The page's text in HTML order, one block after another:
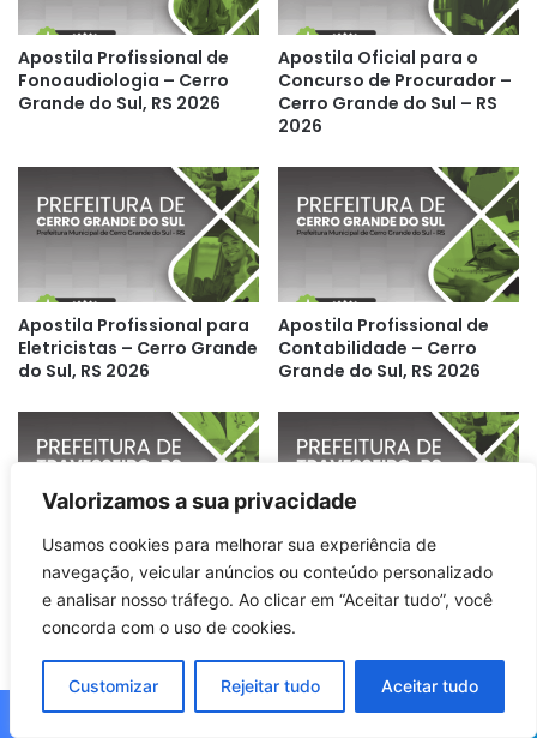
Valorizamos a sua privacidade
Usamos cookies para melhorar sua experiência de
navegação, veicular anúncios ou conteúdo personalizado
e analisar nosso tráfego. Ao clicar em “Aceitar tudo”, você
concorda com o uso de cookies.
Customizar Rejeitar tudo Aceitar tudo
Apostila Profissional de
Fonoaudiologia – Cerro
Grande do Sul, RS 2026
Apostila Oficial para o
Concurso de Procurador –
Cerro Grande do Sul – RS
2026
Apostila Profissional para
Eletricistas – Cerro Grande
do Sul, RS 2026
Apostila Profissional de
Contabilidade – Cerro
Grande do Sul, RS 2026
Apostila Profissional para
Auxiliar de Saúde Bucal –
Travesseiro RS 2026
Apostila Para Operário
Especializado: Travesseiro
RS 2026 – Capacitação
Profissional